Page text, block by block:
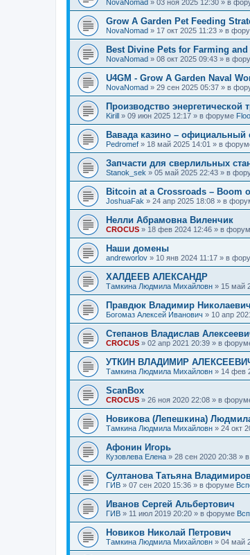
NovaNomad » 03 ноя 2025 12:30 » в
Grow A Garden Pet Feeding
NovaNomad » 17 окт 2025 11:23 » в
Best Divine Pets for Farming
NovaNomad » 08 окт 2025 09:43 » в
U4GM - Grow A Garden Naval
NovaNomad » 29 сен 2025 05:37 » в
Производство
Kirill » 09 июн 2025 12:17 » в форуме
Вавада казино –
Pedromef » 18 май 2025 14:01 » в
Запчасти для сверлильных
Stanok_sek » 05 май 2025 22:43 » в
Bitcoin at a Crossroads – Boom
JoshuaFak » 24 апр 2025 18:08 » в
Нелли Абрамовна Виленчик
CROCUS » 18 фев 2024 12:46 » в
Наши домены
andreworlov » 10 янв 2024 11:17 » в
ХАЛДЕЕВ АЛЕКСАНДР
Тамкина Людмила Михайловн » 15 май
Правдюк Владимир Николаевич
Богомаз Алексей Иванович » 10 апр
Степанов Владислав
CROCUS » 02 апр 2021 20:39 » в
УТКИН ВЛАДИМИР
Тамкина Людмила Михайловн » 14 фев
ScanBox
CROCUS » 26 ноя 2020 22:08 » в
Новикова (Лепешкина)
Тамкина Людмила Михайловн » 24 окт
Афонин Игорь
Кузовлева Елена » 28 сен 2020 20:38 »
Султанова Татьяна
ГИВ » 07 сен 2020 15:36 » в форуме
Иванов Сергей Альбертович
ГИВ » 11 июл 2019 20:20 » в форуме
Новиков Николай Петрович
Тамкина Людмила Михайловн » 04 май